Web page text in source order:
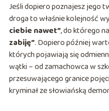
Jeśli dopiero poznajesz jego
droga to właśnie kolejność
ciebie nawet”, do którego
zabiję”. Dopiero później
których pojawiają się
wątki – od zamachowca w
przesuwającego granice
kryminał ze słowiańską